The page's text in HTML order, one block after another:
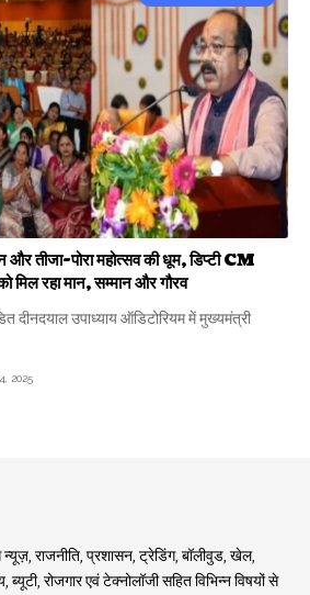
तीजा-पोरा महोत्सव की धूम, डिप्टी CM
मिल रहा मान, सम्मान और गौरव
दीनदयाल उपाध्याय ऑडिटोरियम में मुख्यमंत्री
2025
न्यूज़, राजनीति, प्रशासन, ट्रेडिंग, बॉलीवुड, खेल,
रोजगार एवं टेक्नोलॉजी सहित विभिन्न विषयों से